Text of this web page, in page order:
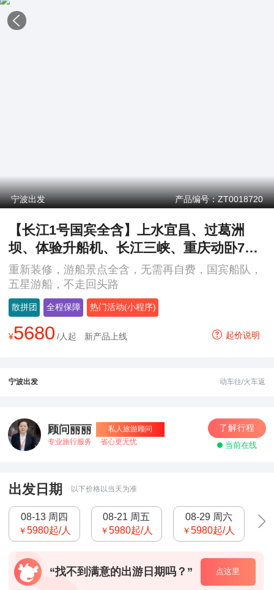
宁波出发 产品编号：ZT0018720
【长江1号国宾全含】上水宜昌、过葛洲
坝、体验升船机、长江三峡、重庆动卧7日
游
重新装修，游船景点全含，无需再自费，国宾船队，
五星游船，不走回头路
散拼团 全程保障 热门活动(小程序)
¥5680 /人起 新产品上线 起价说明
宁波出发 动车往/火车返
顾问丽丽
私人旅游顾问
专业旅行服务
省心更无忧
了解行程
当前在线
出发日期 以下价格以当天为准
08-13 周四
￥5980起/人
08-21 周五
￥5980起/人
08-29 周六
￥5980起/人
“找不到满意的出游日期吗？” 点这里